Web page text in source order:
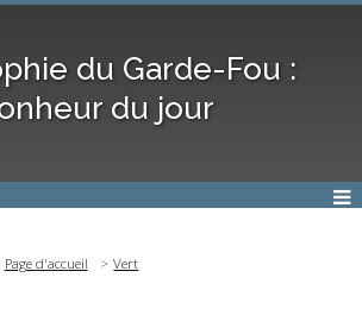
du Garde-Fou :
du jour
Page d'accueil Vert